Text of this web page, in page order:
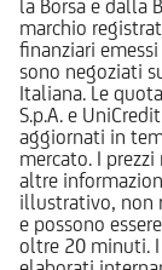
la Borsa e dalla
marchio
finanziari
sono negoziati
Italiana. Le
S.p.A. e
aggiornati in
mercato. I
altre
illustrativo, non
e possono
oltre 20 minuti.